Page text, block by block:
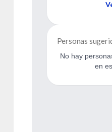
Personas
No hay
en